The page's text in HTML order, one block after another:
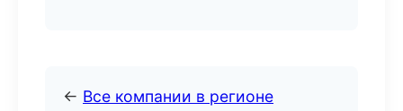
← Все компании в регионе